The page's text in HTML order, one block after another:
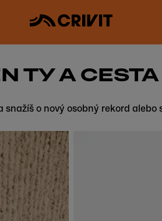
TY A CESTA
o nový osobný rekord